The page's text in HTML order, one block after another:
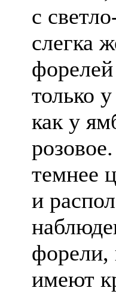
с
слегка
только
как у
темнее
и
имеют